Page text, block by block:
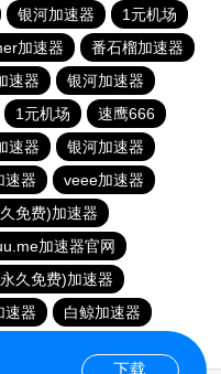
银河加速器
1元机场
加速器
番石榴加速器
速器
银河加速器
1元机场
速鹰666
速器
银河加速器
速器
veee加速器
免费)加速器
加速器官网
久免费)加速器
速器
白鲸加速器
下载